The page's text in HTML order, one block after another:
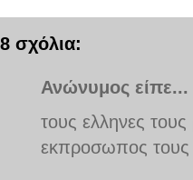
8 σχόλια:
Ανώνυμος είπε...
τους ελληνες
εκπροσωπος τους